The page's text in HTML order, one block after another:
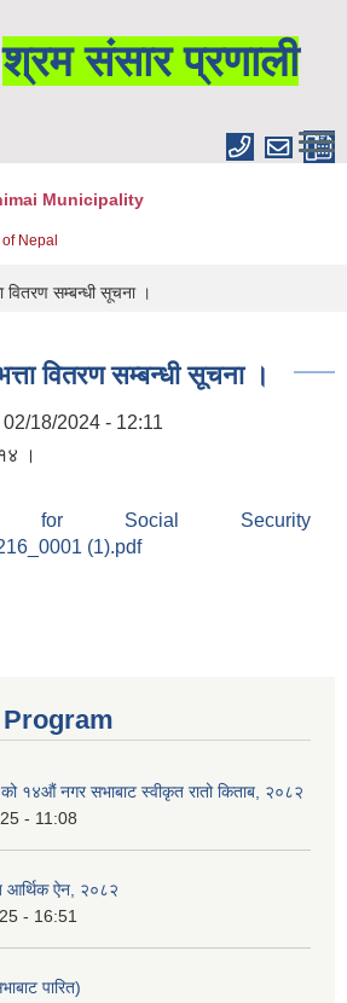
श्रम संसार प्रणाली
Municipality
Nepal
वितरण सम्बन्धी सूचना ।
वितरण सम्बन्धी सूचना ।
02/18/2024 - 12:11
।
for Social Security
(1).pdf
१४औं नगर सभाबाट स्वीकृत रातो किताब, २०८२
- 11:08
आर्थिक ऐन, २०८२
- 16:51
पारित)